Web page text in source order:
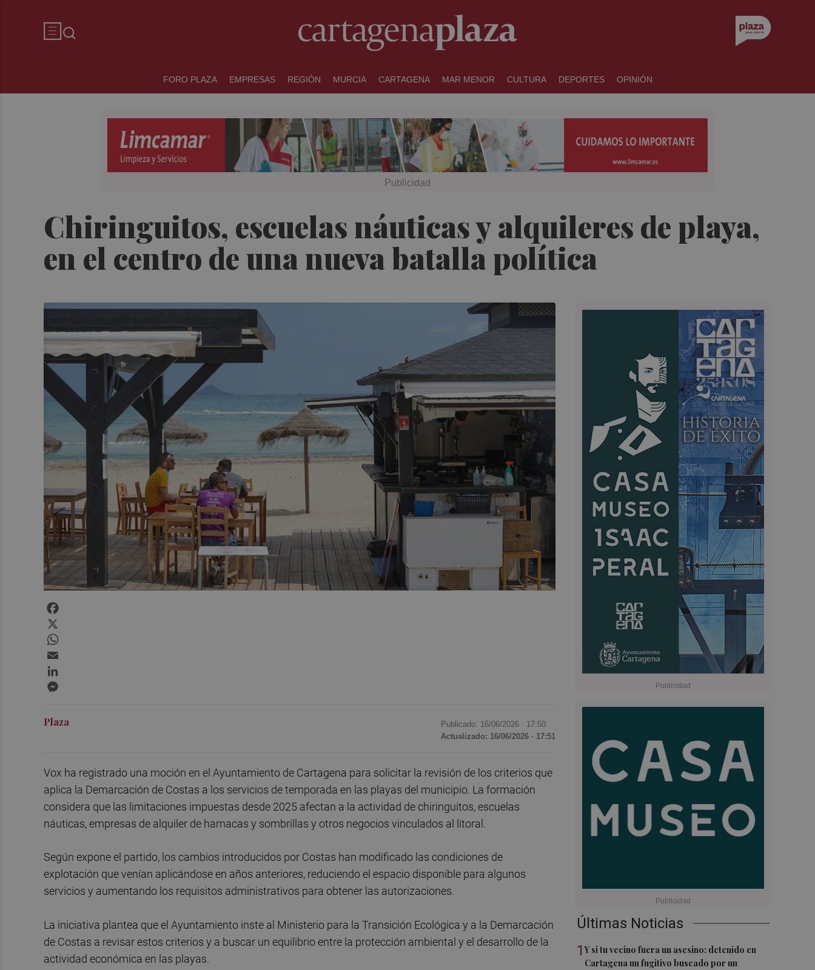
FORO PLAZA EMPRESAS REGIÓN MURCIA CARTAGENA MAR MENOR CULTURA DEPORTES OPINIÓN
Chiringuitos, escuelas náuticas y alquileres de playa,
en el centro de una nueva batalla política
Últimas Noticias
1Y si tu vecino fuera un asesino: detenido en
Cartagena un fugitivo buscado por un
Plaza Publicado: 16/06/2026 · 17:50
Actualizado: 16/06/2026 · 17:51
Vox ha registrado una moción en el Ayuntamiento de Cartagena para solicitar la revisión de los criterios que
aplica la Demarcación de Costas a los servicios de temporada en las playas del municipio. La formación
considera que las limitaciones impuestas desde 2025 afectan a la actividad de chiringuitos, escuelas
náuticas, empresas de alquiler de hamacas y sombrillas y otros negocios vinculados al litoral.
Según expone el partido, los cambios introducidos por Costas han modificado las condiciones de
explotación que venían aplicándose en años anteriores, reduciendo el espacio disponible para algunos
servicios y aumentando los requisitos administrativos para obtener las autorizaciones.
La iniciativa plantea que el Ayuntamiento inste al Ministerio para la Transición Ecológica y a la Demarcación
de Costas a revisar estos criterios y a buscar un equilibrio entre la protección ambiental y el desarrollo de la
actividad económica en las playas.